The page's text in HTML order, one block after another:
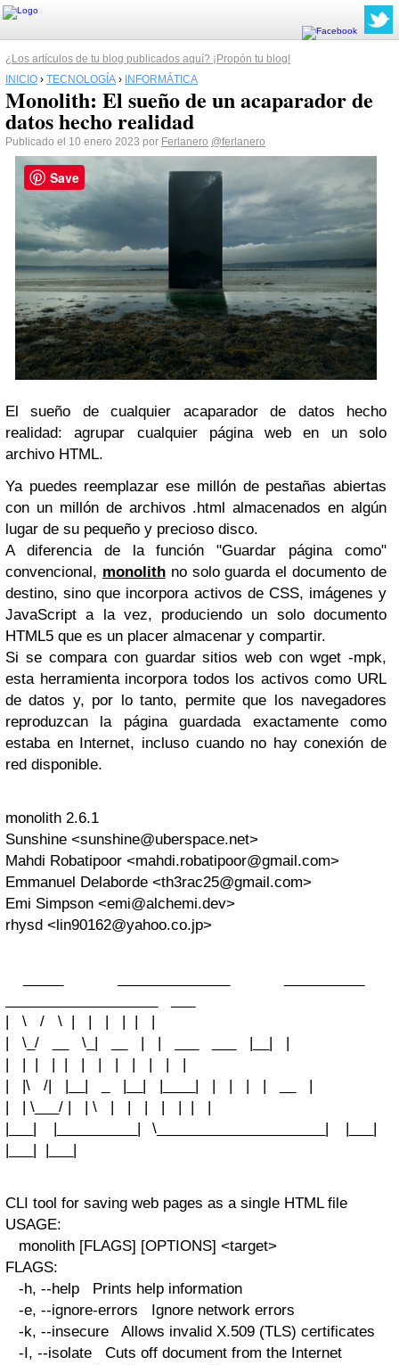
¿Los artículos de tu blog publicados aquí? ¡Propón tu blog!
INICIO › TECNOLOGÍA › INFORMÁTICA
Monolith: El sueño de un acaparador de
datos hecho realidad
Publicado el 10 enero 2023 por Ferlanero @ferlanero
El sueño de cualquier acaparador de datos hecho
realidad: agrupar cualquier página web en un solo
archivo HTML.
Ya puedes reemplazar ese millón de pestañas abiertas
con un millón de archivos .html almacenados en algún
lugar de su pequeño y precioso disco.
A diferencia de la función "Guardar página como"
convencional, monolithno solo guarda el documento de
destino, sino que incorpora activos de CSS, imágenes y
JavaScript a la vez, produciendo un solo documento
HTML5 que es un placer almacenar y compartir.
Si se compara con guardar sitios web conwget -mpk,
esta herramienta incorpora todos los activos como URL
de datos y, por lo tanto, permite que los navegadores
reproduzcan la página guardada exactamente como
estaba en Internet, incluso cuando no hay conexión de
red disponible.
monolith 2.6.1
Sunshine <sunshine@uberspace.net>
Mahdi Robatipoor <mahdi.robatipoor@gmail.com>
Emmanuel Delaborde <th3rac25@gmail.com>
Emi Simpson <emi@alchemi.dev>
rhysd <lin90162@yahoo.co.jp>
| \ / \ | | | | | |
| \_/ __ \_| __ | | ___ ___ |__| |
| | | | | | | | | | | |
| |\ /| |__| _ |__| |____| | | | | __ |
| | \___/ | | \ | | | | | | |
|___| |__________| \_____________________| |___|
|___| |___|
CLI tool for saving web pages as a single HTML file
USAGE:
monolith [FLAGS] [OPTIONS] <target>
FLAGS:
-h, --help Prints help information
-e, --ignore-errors Ignore network errors
-k, --insecure Allows invalid X.509 (TLS) certificates
-I, --isolate Cuts off document from the Internet
Save